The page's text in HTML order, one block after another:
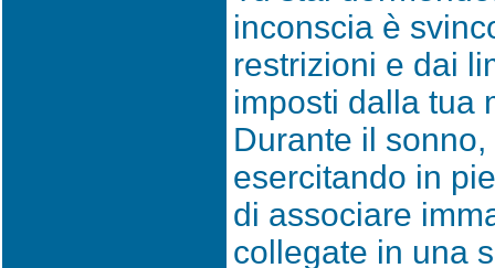
inconscia è
restrizioni e dai
imposti dalla tua
Durante il
esercitando in
di associare
collegate in una